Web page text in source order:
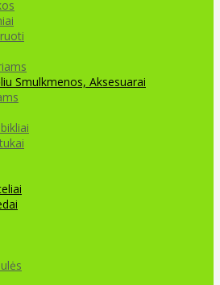
Smulkmenos, Aksesuarai